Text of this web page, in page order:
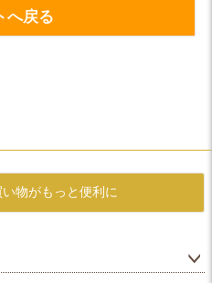
へ戻る
い物がもっと便利に